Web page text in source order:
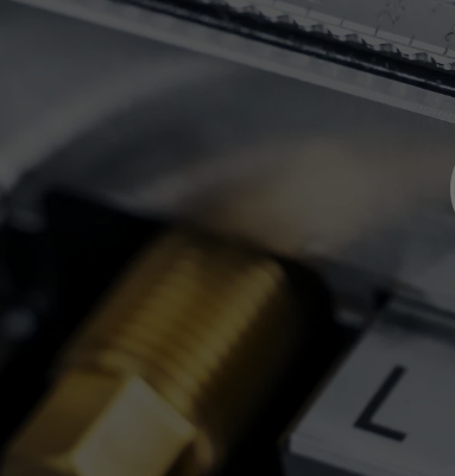
Dieses Video wird durch Youtube bereitgestellt. Um sich